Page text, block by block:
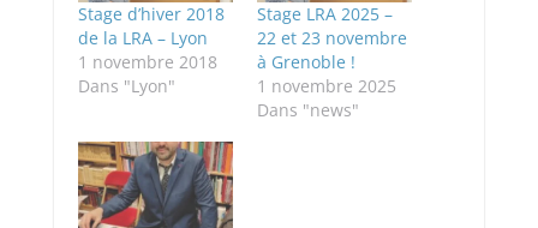
Stage d’hiver 2018
de la LRA – Lyon
1 novembre 2018
Dans "Lyon"
Stage LRA 2025 –
22 et 23 novembre
à Grenoble !
1 novembre 2025
Dans "news"